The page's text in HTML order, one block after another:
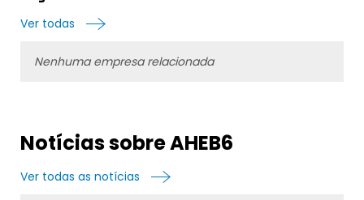
Ver todas
Nenhuma empresa relacionada
Notícias sobre AHEB6
Ver todas as notícias